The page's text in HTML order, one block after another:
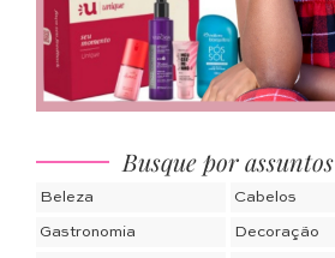
Busque por assuntos
Beleza Cabelos
Gastronomia Decoração